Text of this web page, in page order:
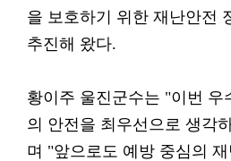
을 보호하기 위한 재난안전
추진해 왔다.
황이주 울진군수는 "이번 우
의 안전을 최우선으로 생각
며 "앞으로도 예방 중심의